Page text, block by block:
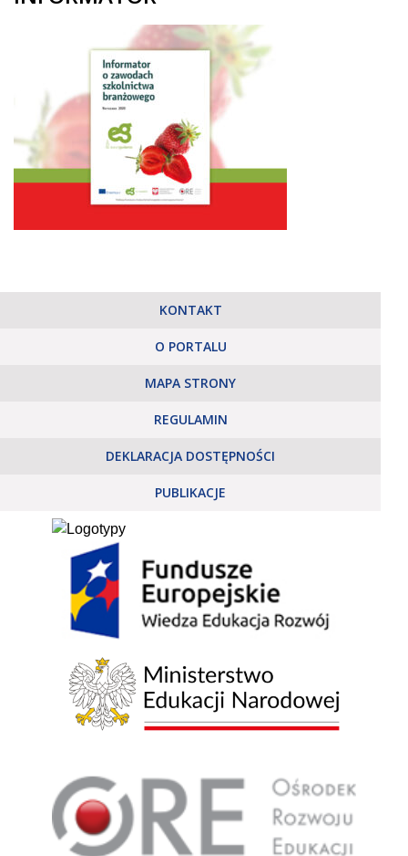
KONTAKT
O PORTALU
MAPA STRONY
REGULAMIN
DEKLARACJA DOSTĘPNOŚCI
PUBLIKACJE